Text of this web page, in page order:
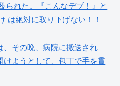
られた。『こんなデブ！』と
は絶対に取り下げない！！
、その晩、病院に搬送され
けようとして、包丁で手を貫